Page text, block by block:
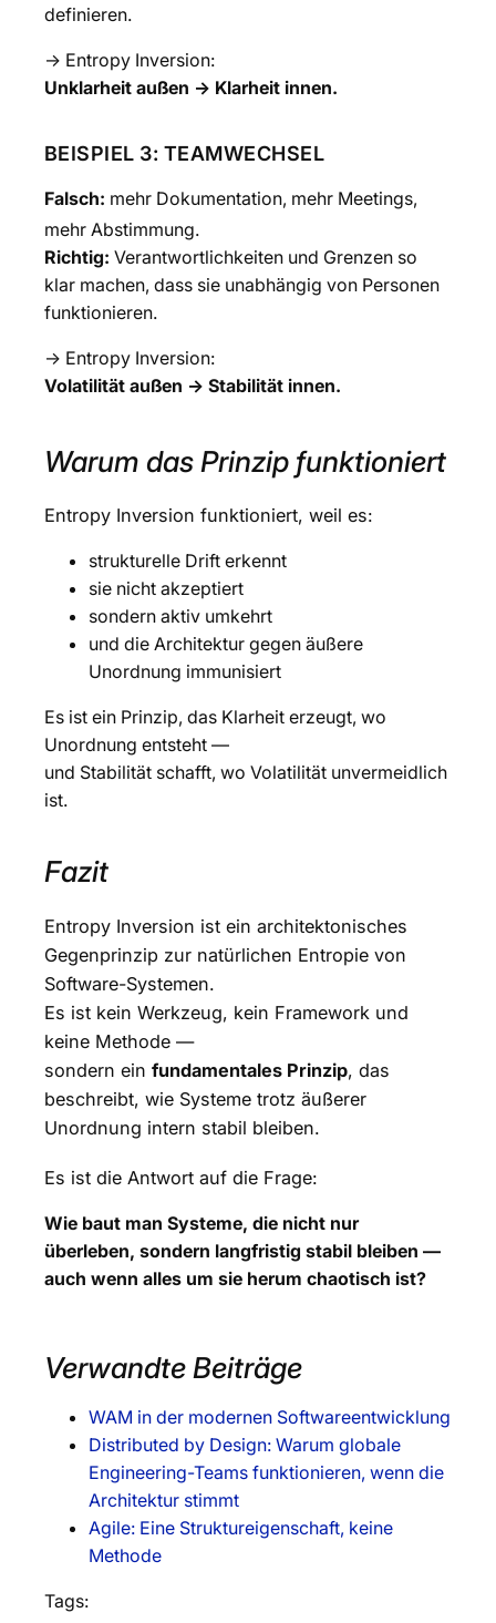
definieren.
→ Entropy Inversion:
Unklarheit außen → Klarheit innen.
BEISPIEL 3: TEAMWECHSEL
Falsch: mehr Dokumentation, mehr Meetings,
mehr Abstimmung.
Richtig: Verantwortlichkeiten und Grenzen so
klar machen, dass sie unabhängig von Personen
funktionieren.
→ Entropy Inversion:
Volatilität außen → Stabilität innen.
Warum das Prinzip funktioniert
Entropy Inversion funktioniert, weil es:
strukturelle Drift erkennt
sie nicht akzeptiert
sondern aktiv umkehrt
und die Architektur gegen äußere
Unordnung immunisiert
Es ist ein Prinzip, das Klarheit erzeugt, wo
Unordnung entsteht —
und Stabilität schafft, wo Volatilität unvermeidlich
ist.
Fazit
Entropy Inversion ist ein architektonisches
Gegenprinzip zur natürlichen Entropie von
Software-Systemen.
Es ist kein Werkzeug, kein Framework und
keine Methode —
sondern ein fundamentales Prinzip, das
beschreibt, wie Systeme trotz äußerer
Unordnung intern stabil bleiben.
Es ist die Antwort auf die Frage:
Wie baut man Systeme, die nicht nur
überleben, sondern langfristig stabil bleiben —
auch wenn alles um sie herum chaotisch ist?
Verwandte Beiträge
WAM in der modernen Softwareentwicklung
Distributed by Design: Warum globale
Engineering-Teams funktionieren, wenn die
Architektur stimmt
Agile: Eine Struktureigenschaft, keine
Methode
Tags: